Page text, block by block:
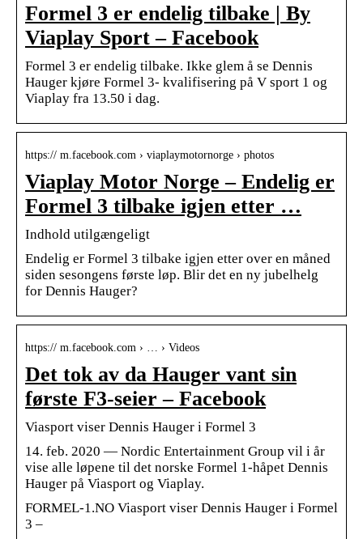
Formel 3 er endelig tilbake | By
Viaplay Sport – Facebook
Formel 3 er endelig tilbake. Ikke glem å se Dennis
Hauger kjøre Formel 3- kvalifisering på V sport 1 og
Viaplay fra 13.50 i dag.
https:// m.facebook.com › viaplaymotornorge › photos
Viaplay Motor Norge – Endelig er
Formel 3 tilbake igjen etter …
Indhold utilgængeligt
Endelig er Formel 3 tilbake igjen etter over en måned
siden sesongens første løp. Blir det en ny jubelhelg
for Dennis Hauger?
https:// m.facebook.com › … › Videos
Det tok av da Hauger vant sin
første F3-seier – Facebook
Viasport viser Dennis Hauger i Formel 3
14. feb. 2020 — Nordic Entertainment Group vil i år
vise alle løpene til det norske Formel 1-håpet Dennis
Hauger på Viasport og Viaplay.
FORMEL-1.NO Viasport viser Dennis Hauger i Formel
3 –